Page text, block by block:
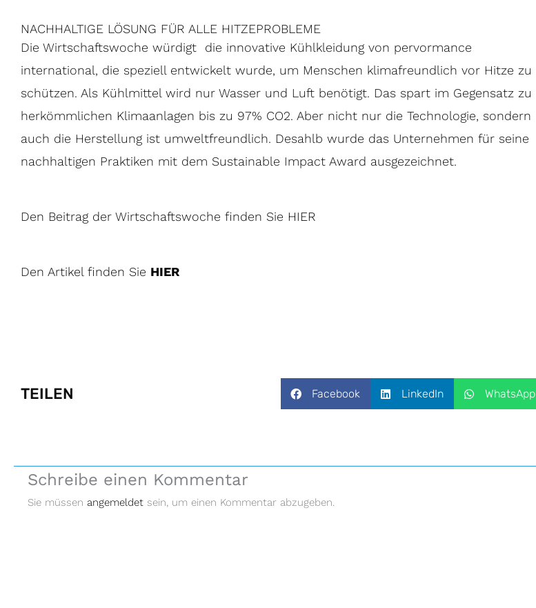
NACHHALTIGE LÖSUNG FÜR ALLE HITZEPROBLEME
Die Wirtschaftswoche würdigt die innovative Kühlkleidung von pervormance
international, die speziell entwickelt wurde, um Menschen klimafreundlich vor Hitze zu
schützen. Als Kühlmittel wird nur Wasser und Luft benötigt. Das spart im Gegensatz zu
herkömmlichen Klimaanlagen bis zu 97% CO2. Aber nicht nur die Technologie, sondern
auch die Herstellung ist umweltfreundlich. Desahlb wurde das Unternehmen für seine
nachhaltigen Praktiken mit dem Sustainable Impact Award ausgezeichnet.
Den Beitrag der Wirtschaftswoche finden Sie HIER
Den Artikel finden Sie HIER
TEILEN Facebook LinkedIn WhatsApp
Schreibe einen Kommentar
Sie müssen angemeldet sein, um einen Kommentar abzugeben.